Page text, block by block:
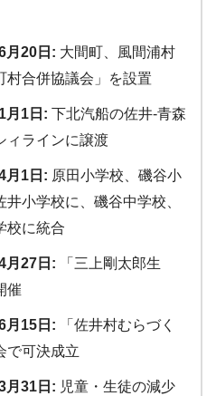
月20日: 大間町、風間浦村
村合併協議会」を設置
月1日: 下北汽船の佐井-青森
ィラインに譲渡
月1日: 原田小学校、磯谷小
小学校に、磯谷中学校、
校に統合
月27日: 「三上剛太郎生
催
月15日: 「佐井村むらづく
で可決成立
月31日: 児童・生徒の減少